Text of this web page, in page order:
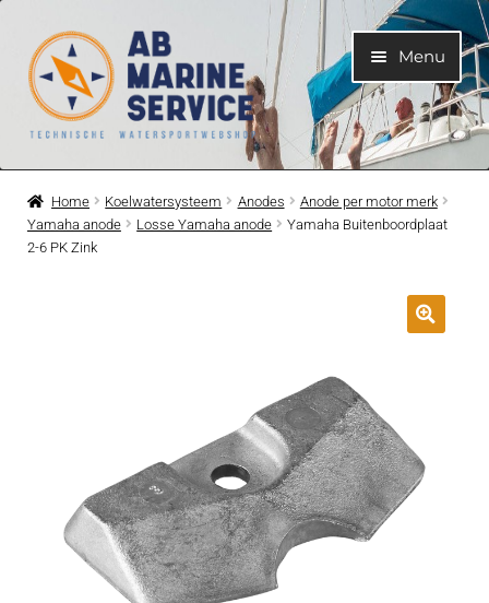
Ga
door
naar
navigatie
Ga
naar
de
inhoud
Menu
Home
Motoren
Submenu
Submenu
Contact
Submenu
Techniek Blog
Home Koelwatersysteem Anodes
Anode per motor merk
Yamaha anode
Losse Yamaha anode
Yamaha Buitenboordplaat
2-6 PK Zink